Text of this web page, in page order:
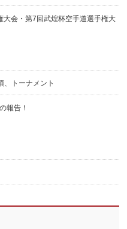
大会・第7回武煌杯空手道選手権大
トーナメント
報告！